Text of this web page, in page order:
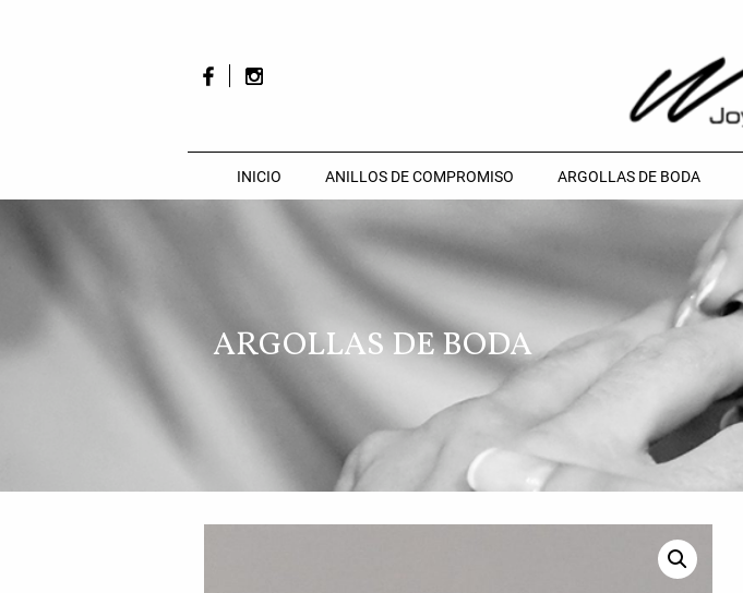
INICIO ANILLOS DE COMPROMISO ARGOLLAS DE BODA
ARGOLLAS DE BODA